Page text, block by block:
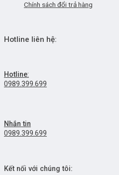
Chính sách đổi trả hàng
Hotline liên hệ:
Hotline:
0989.399.699
Nhắn tin
0989.399.699
Kết nối với chúng tôi: